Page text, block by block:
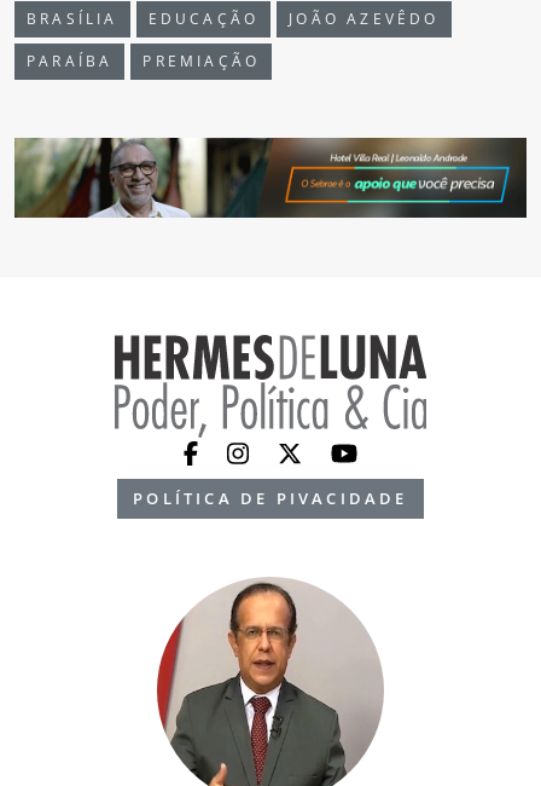
BRASÍLIA EDUCAÇÃO JOÃO AZEVÊDO
PARAÍBA PREMIAÇÃO
POLÍTICA DE PIVACIDADE